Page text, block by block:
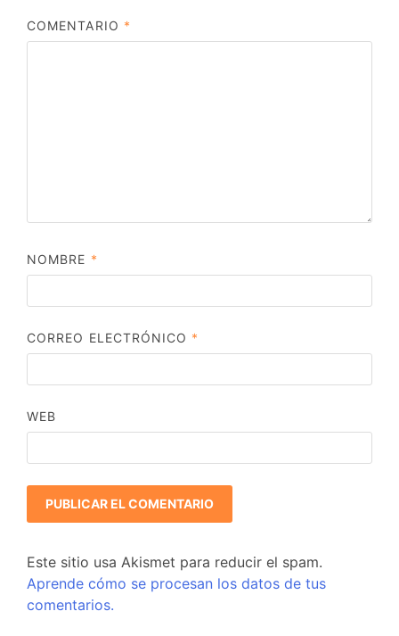
COMENTARIO *
NOMBRE *
CORREO ELECTRÓNICO *
WEB
Este sitio usa Akismet para reducir el spam.
Aprende cómo se procesan los datos de tus
comentarios.